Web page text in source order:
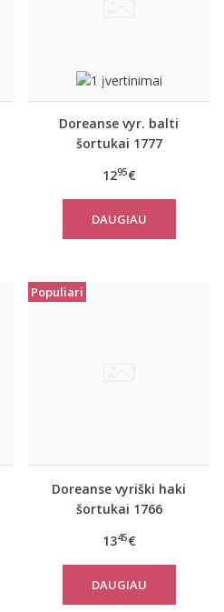
Doreanse vyr. balti
šortukai 1777
1295€
DAUGIAU
Populiari
Doreanse vyriški haki
šortukai 1766
1345€
DAUGIAU